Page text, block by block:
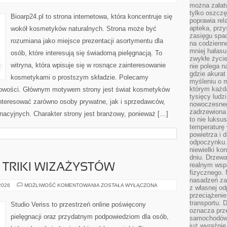
PROBLEMATYCZNA
Bioarp24.pl to strona internetowa, która koncentruje się
wokół kosmetyków naturalnych. Strona może być
rozumiana jako miejsce prezentacji asortymentu dla
osób, które interesują się świadomą pielęgnacją. To
witryna, która wpisuje się w rosnące zainteresowanie
kosmetykami o prostszym składzie. Polecamy
Głównym motywem strony jest świat kosmetyków
zarówno osoby prywatne, jak i sprzedawców,
Charakter strony jest branżowy, ponieważ […]
WIZAŻYSTÓW
MOŻLIWOŚĆ KOMENTOWANIA PROFESJONALNE
ZOSTAŁA WYŁĄCZONA
Studio Veriss to przestrzeń online poświęcony
pielęgnacji oraz przydatnym podpowiedziom dla osób,
można
tylko
poprawia
apteka,
zasięgu
na
mniej
zwykłe
nie polega
gdzie
myśleniu o
którym
tysięcy
to nie
temperaturę
powietrza i
niewielki
dniu.
realnym
fizycznego.
nasadzeń
z własnej
transportu.
oznacza